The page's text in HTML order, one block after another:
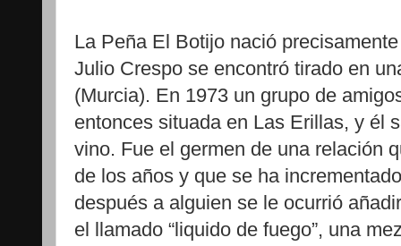
La Peña El Botijo nació
Julio Crespo se encontró tirado en
(Murcia). En 1973 un grupo de
entonces situada en Las Erillas, y él
vino. Fue el germen de una relación
de los años y que se ha
después a alguien se le ocurrió
el llamado “liquido de fuego”, una